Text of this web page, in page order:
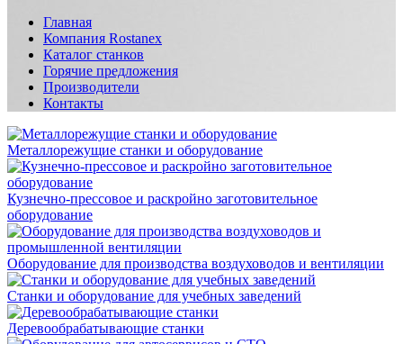
Главная
Компания Rostanex
Каталог станков
Горячие предложения
Производители
Контакты
Металлорежущие станки и оборудование
Кузнечно-прессовое и раскройно заготовительное
оборудование
Оборудование для производства воздуховодов и вентиляции
Станки и оборудование для учебных заведений
Деревообрабатывающие станки